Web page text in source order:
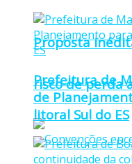
Proposta
risco de perda
Prefeitura de
de
litoral Sul do ES